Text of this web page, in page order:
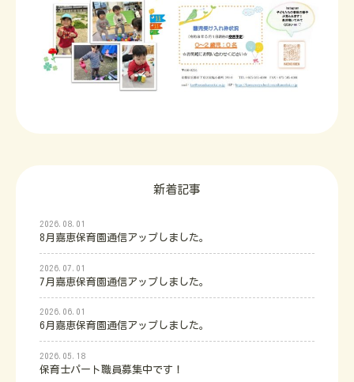
新着記事
2026.08.01
8月嘉恵保育園通信アップしました。
2026.07.01
7月嘉恵保育園通信アップしました。
2026.06.01
6月嘉恵保育園通信アップしました。
2026.05.18
保育士パート職員募集中です！